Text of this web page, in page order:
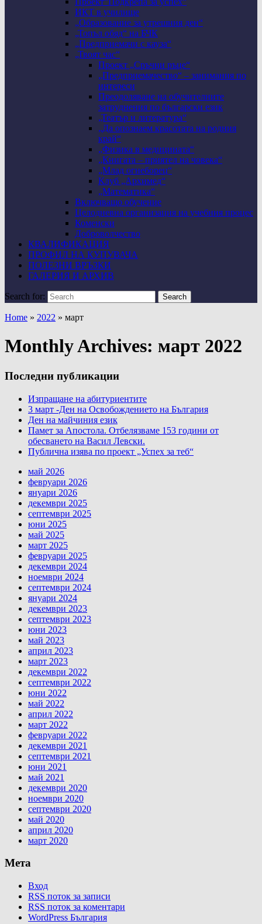
ИКТ в училище
„Образование за утрешния ден“
„Топъл обяд“ на БЧК
„Предприемачи с кауза“
„Твоят час“
Проект „Сръчни ръце“
„Предприемачество“ – занимания по
интереси
Преодоляване на обучителните
затруднения по български език
„Театър и литература“
„Да опознаем красотата на родния
край“
„Физика в медицината“
„Книгата – приятел на човека“
„Млад огнеборец“
Клуб „Архимед“
„Математика“
Включващо обучение
Целодневна организация на учебния процес
Коменски
Доброволчество
КВАЛИФИКАЦИЯ
ПРОФИЛ НА КУПУВАЧА
ПОЛЕЗНИ ВРЪЗКИ
ГАЛЕРИЯ И АРХИВ
Search for: Search
Home » 2022 » март
Monthly Archives: март 2022
Последни публикации
Изпращане на абитуриентите
3 март -Ден на Освобождението на България
Ден на майчиния език
Памет за Апостола. Отбелязваме 153 години от
обесването на Васил Левски.
Публична изява по проект „Успех за теб“
май 2026
февруари 2026
януари 2026
декември 2025
септември 2025
юни 2025
май 2025
март 2025
февруари 2025
декември 2024
ноември 2024
септември 2024
януари 2024
декември 2023
септември 2023
юни 2023
май 2023
април 2023
март 2023
декември 2022
септември 2022
юни 2022
май 2022
април 2022
март 2022
февруари 2022
декември 2021
септември 2021
юни 2021
май 2021
декември 2020
ноември 2020
септември 2020
май 2020
април 2020
март 2020
Мета
Вход
RSS поток за записи
RSS поток за коментари
WordPress България